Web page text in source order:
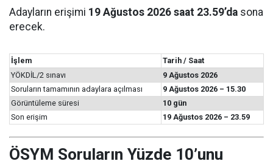
Adayların erişimi 19 Ağustos 2026 saat 23.59’da sona
erecek.
İşlem
Tarih / Saat
YÖKDİL/2 sınavı
9 Ağustos 2026
Soruların tamamının adaylara açılması
9 Ağustos 2026 – 15.30
Görüntüleme süresi
10 gün
Son erişim
19 Ağustos 2026 – 23.59
ÖSYM Soruların Yüzde 10’unu